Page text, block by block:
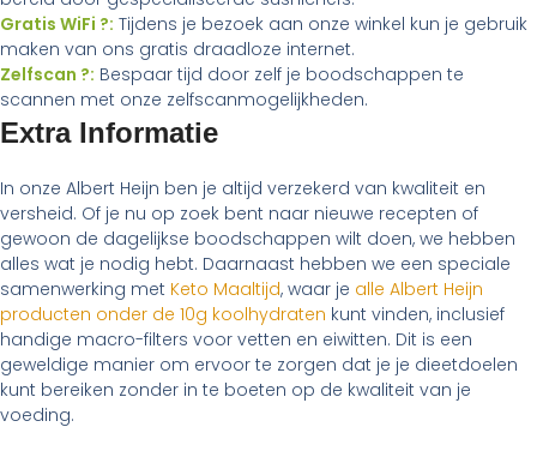
Gratis WiFi ?: Tijdens je bezoek aan onze winkel kun je gebruik
maken van ons gratis draadloze internet.
Zelfscan ?: Bespaar tijd door zelf je boodschappen te
scannen met onze zelfscanmogelijkheden.
Extra Informatie
In onze Albert Heijn ben je altijd verzekerd van kwaliteit en
versheid. Of je nu op zoek bent naar nieuwe recepten of
gewoon de dagelijkse boodschappen wilt doen, we hebben
alles wat je nodig hebt. Daarnaast hebben we een speciale
samenwerking met Keto Maaltijd, waar je alle Albert Heijn
producten onder de 10g koolhydraten kunt vinden, inclusief
handige macro-filters voor vetten en eiwitten. Dit is een
geweldige manier om ervoor te zorgen dat je je dieetdoelen
kunt bereiken zonder in te boeten op de kwaliteit van je
voeding.